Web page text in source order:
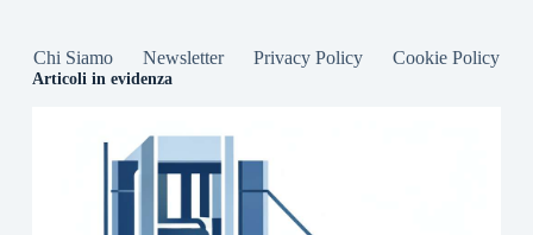
Chi Siamo Newsletter Privacy Policy Cookie Policy
Articoli in evidenza